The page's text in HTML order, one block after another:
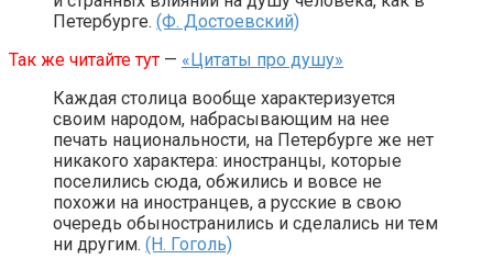
Петербурге. (Ф. Достоевский)
Так же читайте тут — «Цитаты про душу»
Каждая столица вообще характеризуется
своим народом, набрасывающим на нее
печать национальности, на Петербурге же нет
никакого характера: иностранцы, которые
поселились сюда, обжились и вовсе не
похожи на иностранцев, а русские в свою
очередь обыностранились и сделались ни тем
ни другим. (Н. Гоголь)